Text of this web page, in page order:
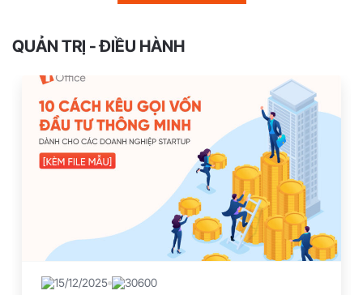
QUẢN TRỊ - ĐIỀU HÀNH
15/12/2025 30600